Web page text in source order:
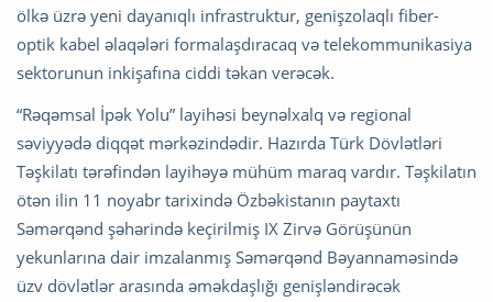
ölkə üzrə yeni dayanıqlı infrastruktur, genişzolaqlı fiber-
optik kabel əlaqələri formalaşdıracaq və telekommunikasiya
sektorunun inkişafına ciddi təkan verəcək.
“Rəqəmsal İpək Yolu” layihəsi beynəlxalq və regional
səviyyədə diqqət mərkəzindədir. Hazırda Türk Dövlətləri
Təşkilatı tərəfindən layihəyə mühüm maraq vardır. Təşkilatın
ötən ilin 11 noyabr tarixində Özbəkistanın paytaxtı
Səmərqənd şəhərində keçirilmiş IX Zirvə Görüşünün
yekunlarına dair imzalanmış Səmərqənd Bəyannaməsində
üzv dövlətlər arasında əməkdaşlığı genişləndirəcək